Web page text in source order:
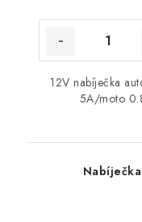
12V nabíječka
5A/moto